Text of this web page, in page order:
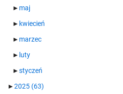
► maj
► kwiecień
► marzec
► luty
►styczeń
►2025 (63)